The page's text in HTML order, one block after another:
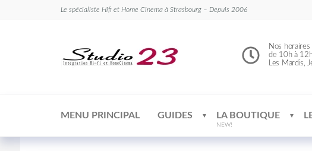
Le spécialiste Hifi et Home Cinema à Strasbourg – Depuis 2006
Nos horaires
de 10h à
Les Mardis,
MENU PRINCIPAL GUIDES LA BOUTIQUE
NEW!